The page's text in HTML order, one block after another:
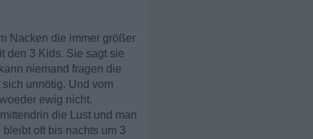
Nacken die immer größer
den 3 Kids. Sie sagt sie
niemand fragen die
unnötig. Und vom
ewig nicht.
die Lust und man
oft bis nachts um 3